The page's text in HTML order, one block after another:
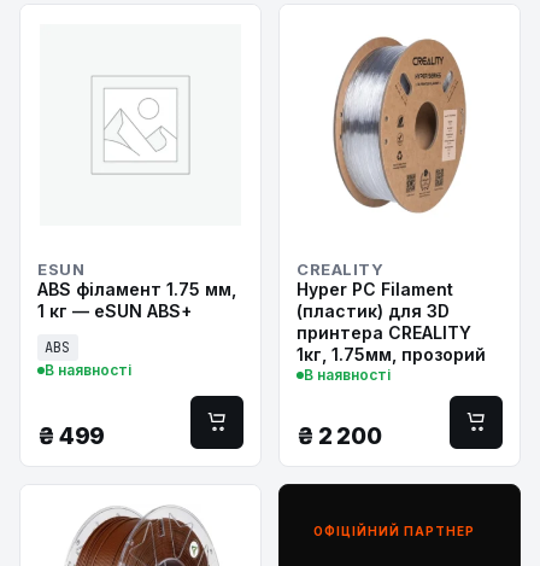
ESUN
ABS філамент 1.75 мм,
1 кг — eSUN ABS+
ABS
В наявності
₴ 499
CREALITY
Hyper PC Filament
(пластик) для 3D
принтера CREALITY
1кг, 1.75мм, прозорий
В наявності
₴ 2 200
ОФІЦІЙНИЙ ПАРТНЕР